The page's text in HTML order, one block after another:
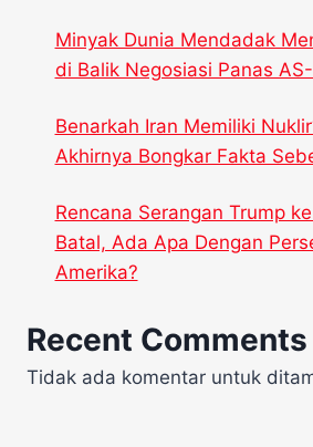
Minyak Dunia Mendadak
di Balik Negosiasi Panas
Benarkah Iran Memiliki
Akhirnya Bongkar Fakta
Rencana Serangan Trump
Batal, Ada Apa Dengan
Amerika?
Recent Comments
Tidak ada komentar untuk